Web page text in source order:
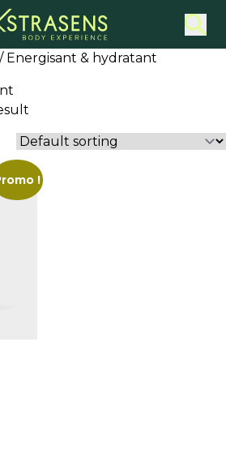
/ Energisant & hydratant
!